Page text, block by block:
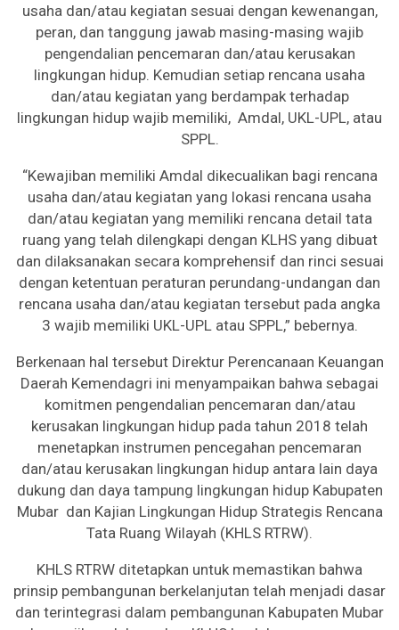
usaha dan/atau kegiatan sesuai dengan kewenangan,
peran, dan tanggung jawab masing-masing wajib
pengendalian pencemaran dan/atau kerusakan
lingkungan hidup. Kemudian setiap rencana usaha
dan/atau kegiatan yang berdampak terhadap
lingkungan hidup wajib memiliki, Amdal, UKL-UPL, atau
SPPL.
“Kewajiban memiliki Amdal dikecualikan bagi rencana
usaha dan/atau kegiatan yang lokasi rencana usaha
dan/atau kegiatan yang memiliki rencana detail tata
ruang yang telah dilengkapi dengan KLHS yang dibuat
dan dilaksanakan secara komprehensif dan rinci sesuai
dengan ketentuan peraturan perundang-undangan dan
rencana usaha dan/atau kegiatan tersebut pada angka
3 wajib memiliki UKL-UPL atau SPPL,” bebernya.
Berkenaan hal tersebut Direktur Perencanaan Keuangan
Daerah Kemendagri ini menyampaikan bahwa sebagai
komitmen pengendalian pencemaran dan/atau
kerusakan lingkungan hidup pada tahun 2018 telah
menetapkan instrumen pencegahan pencemaran
dan/atau kerusakan lingkungan hidup antara lain daya
dukung dan daya tampung lingkungan hidup Kabupaten
Mubar dan Kajian Lingkungan Hidup Strategis Rencana
Tata Ruang Wilayah (KHLS RTRW).
KHLS RTRW ditetapkan untuk memastikan bahwa
prinsip pembangunan berkelanjutan telah menjadi dasar
dan terintegrasi dalam pembangunan Kabupaten Mubar